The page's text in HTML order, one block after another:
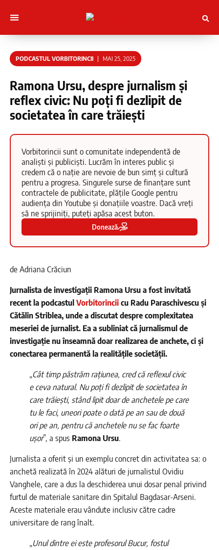
PODCASTUL VORBITORINCII MAI 25, 2025
Ramona Ursu, despre jurnalism și
reflex civic: Nu poți fi dezlipit de
societatea în care trăiești
Vorbitorincii sunt o comunitate independentă de
analiști și publiciști. Lucrăm în interes public și
credem că o nație are nevoie de bun simț și cultură
pentru a progresa. Singurele surse de finanțare sunt
contractele de publicitate, plățile Google pentru
audiența din Youtube și donațiile voastre. Dacă vreți
să ne sprijiniți, puteți apăsa acest buton.
Donează
de Adriana Crăciun
Jurnalista de investigații Ramona Ursu a fost invitată
recent la podcastulVorbitorinciicu Radu Paraschivescu și
Cătălin Striblea, unde a discutat despre complexitatea
meseriei de jurnalist. Ea a subliniat că jurnalismul de
investigație nu înseamnă doar realizarea de anchete, ci și
conectarea permanentă la realitățile societății.
„Cât timp păstrăm rațiunea, cred că reflexul civic
e ceva natural. Nu poți fi dezlipit de societatea în
care trăiești, stând lipit doar de anchetele pe care
tu le faci, uneori poate o dată pe an sau de două
ori pe an, pentru că anchetele nu se fac foarte
ușor”, a spus Ramona Ursu.
Jurnalista a oferit și un exemplu concret din activitatea sa: o
anchetă realizată în 2024 alături de jurnalistul Ovidiu
Vanghele, care a dus la deschiderea unui dosar penal privind
furtul de materiale sanitare din Spitalul Bagdasar-Arseni.
Aceste materiale erau vândute inclusiv către cadre
universitare de rang înalt.
„Unul dintre ei este profesorul Bucur, fostul